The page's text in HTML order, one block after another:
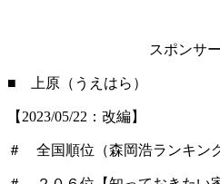
スポンサ
■ 上原（うえはら）
【2023/05/22：改編】
＃ 全国順位（森岡浩ランキン